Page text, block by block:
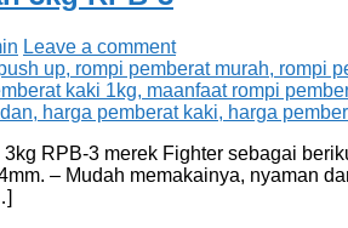
Leave a comment
RPB-3 merek Fighter sebagai
– Mudah memakainya, nyaman